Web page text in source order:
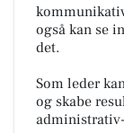
også kan se
det.
Som leder
og skabe